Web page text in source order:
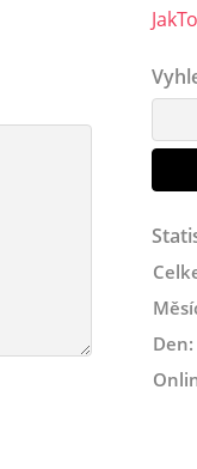
Den: